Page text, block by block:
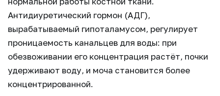
Антидиуретический гормон (АДГ),
вырабатываемый гипоталамусом, регулирует
проницаемость канальцев для воды: при
обезвоживании его концентрация растёт, почки
удерживают воду, и моча становится более
концентрированной.